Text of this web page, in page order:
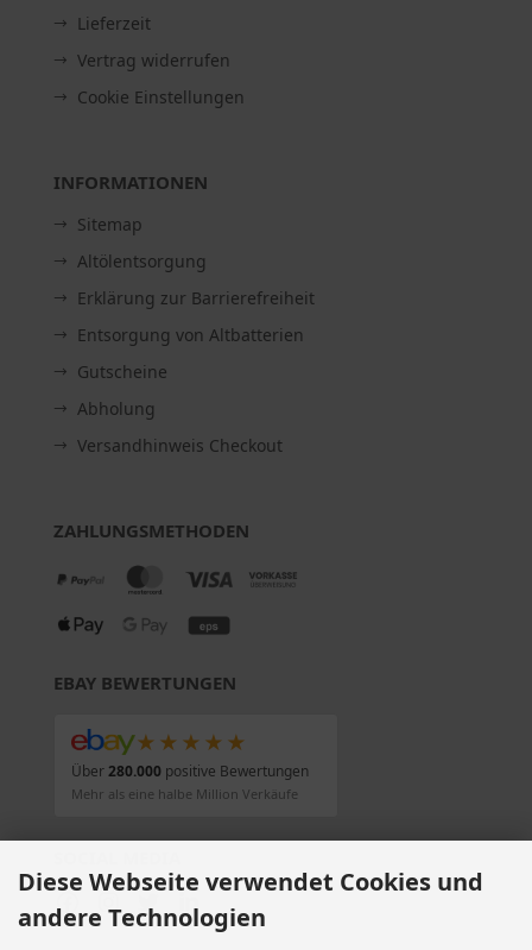
Lieferzeit
Vertrag widerrufen
Cookie Einstellungen
INFORMATIONEN
Sitemap
Altölentsorgung
Erklärung zur Barrierefreiheit
Entsorgung von Altbatterien
Gutscheine
Abholung
Versandhinweis Checkout
ZAHLUNGSMETHODEN
EBAY BEWERTUNGEN
★★★★★
Über280.000positive Bewertungen
Mehr als eine halbe Million Verkäufe
Diese Webseite verwendet Cookies und
andere Technologien